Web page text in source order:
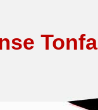
Tonfa